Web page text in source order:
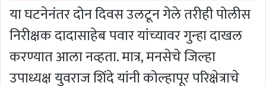
या घटनेनंतर दोन दिवस उलटून गेले तरीही पोलीस
निरीक्षक दादासाहेब पवार यांच्यावर गुन्हा दाखल
करण्यात आला नव्हता. मात्र, मनसेचे जिल्हा
उपाध्यक्ष युवराज शिंदे यांनी कोल्हापूर परिक्षेत्राचे